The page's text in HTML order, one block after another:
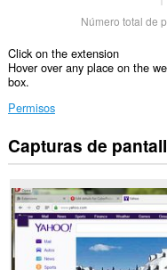
Número total de
Click on the extension
Hover over any place on the
box.
Permisos
Esta
extensión
acceder
a
tus
datos
en
todos
Capturas de